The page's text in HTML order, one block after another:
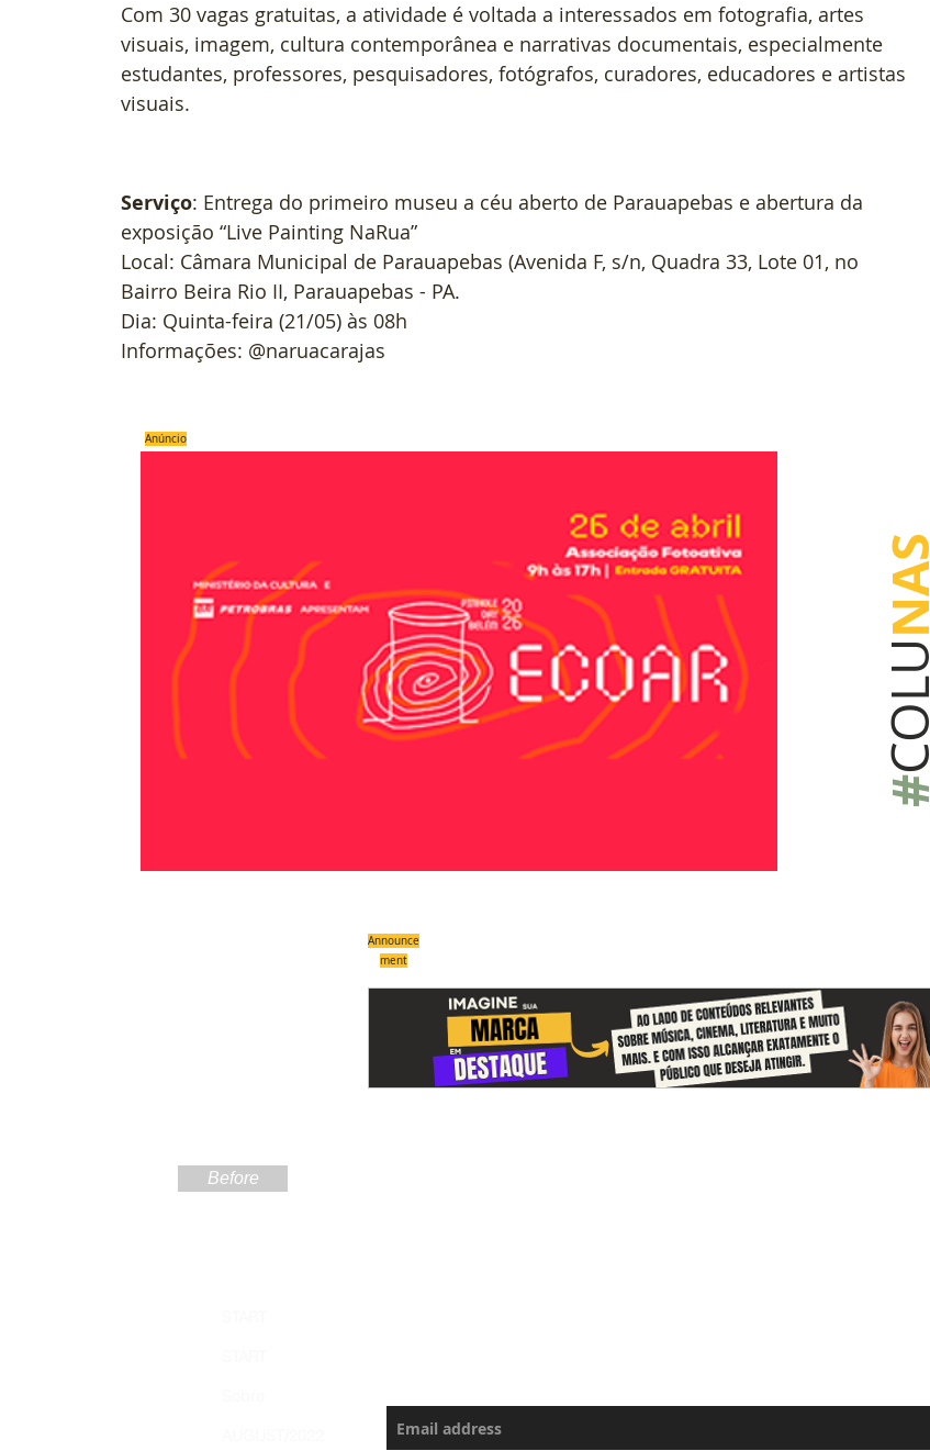
Com 30 vagas gratuitas, a atividade é voltada a interessados em fotografia, artes
visuais, imagem, cultura contemporânea e narrativas documentais, especialmente
estudantes, professores, pesquisadores, fotógrafos, curadores, educadores e artistas
visuais.
Serviço: Entrega do primeiro museu a céu aberto de Parauapebas e abertura da
exposição “Live Painting NaRua”
Local: Câmara Municipal de Parauapebas (Avenida F, s/n, Quadra 33, Lote 01, no
Bairro Beira Rio II, Parauapebas - PA.
Dia: Quinta-feira (21/05) às 08h
Informações: @naruacarajas
Palestra
#
COLU
NAS
Anúncio
Announce
ment
Before